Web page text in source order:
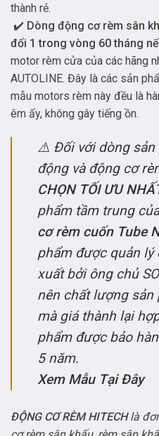
thành rẻ.
✔️ Dòng động cơ rèm sân
đổi 1 trong vòng 60 tháng
motor rèm cửa của các hãng
AUTOLINE. Đây là các sản
mẫu motors rèm này đều là
êm ấy, không gây tiếng ồn.
⚠️ Đối với dòng sản
động và động cơ
CHỌN TỐI ƯU
phẩm tầm trung
cơ rèm cuốn Tube
phẩm được quản lý
xuất bởi ông chủ
nên chất lượng
mà giá thành lại
phẩm được bảo
5 năm.
Xem Mẫu Tại Đây
ĐỘNG CƠ RÈM HITECHlà